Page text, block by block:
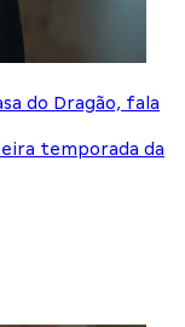
do Dragão, fala
temporada da